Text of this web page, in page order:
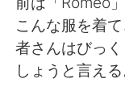
Türkçe
Português
こんな服を着
者さんはびっ
しょうと言える